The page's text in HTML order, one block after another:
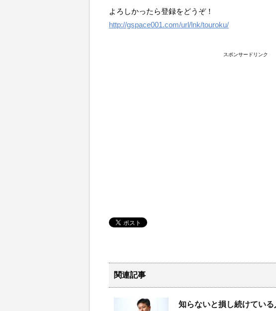
よろしかったら登録をどうぞ！
http://gspace001.com/url/lnk/touroku/
スポンサードリンク
関連記事
知らないと損し続けてい